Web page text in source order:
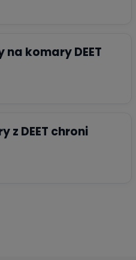
komary DEET
z DEET chroni